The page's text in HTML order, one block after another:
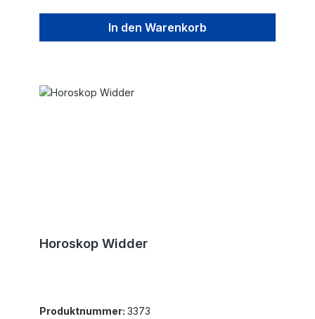
In den Warenkorb
Horoskop Widder
Produktnummer: 3373